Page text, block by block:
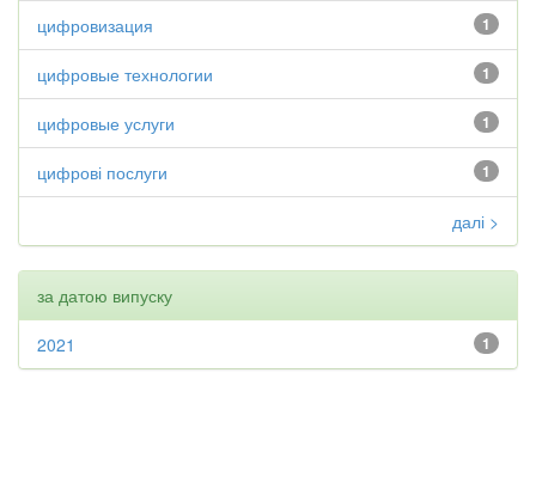
1
цифровизация
1
цифровые технологии
1
цифровые услуги
1
цифрові послуги
далі >
за датою випуску
1
2021